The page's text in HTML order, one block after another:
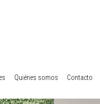
Quiénes somos Contacto